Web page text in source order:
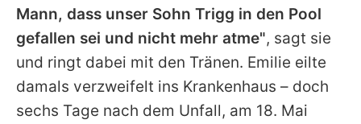
Mann, dass unser Sohn Trigg in den Pool
gefallen sei und nicht mehr atme", sagt sie
und ringt dabei mit den Tränen. Emilie eilte
damals verzweifelt ins Krankenhaus – doch
sechs Tage nach dem Unfall, am 18. Mai